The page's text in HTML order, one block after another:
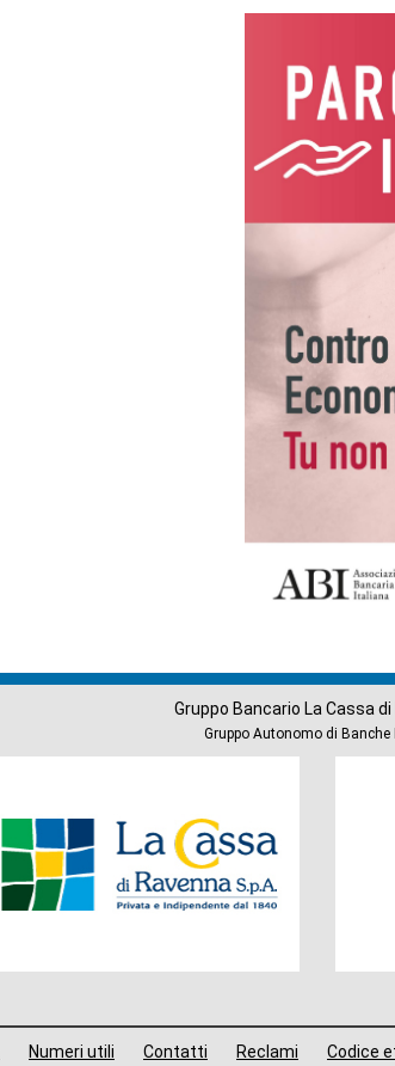
Gruppo Bancario La Cassa di
Gruppo Autonomo di Banche
Numeri utili Contatti Reclami Codice